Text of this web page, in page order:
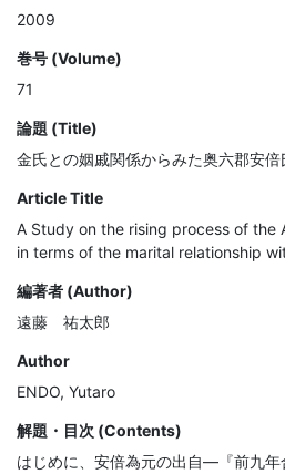
2009
巻号 (Volume)
71
論題 (Title)
金氏との姻戚関係からみた奥六郡安
Article Title
A Study on the rising process of the
in terms of the marital relationship
編著者 (Author)
遠藤 祐太郎
Author
ENDO, Yutaro
解題・目次 (Contents)
はじめに、安倍為元の出自―『前九年